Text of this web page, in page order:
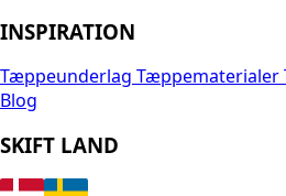
INSPIRATION
Tæppeunderlag Tæppematerialer
Blog
SKIFT LAND